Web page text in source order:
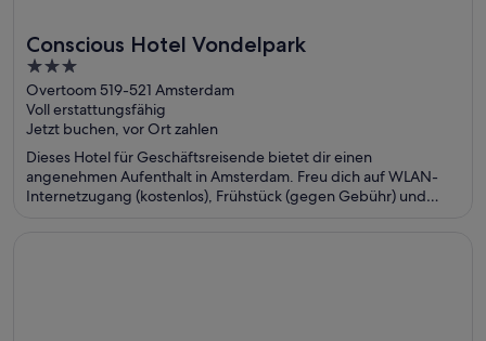
Conscious Hotel Vondelpark
3
out
of
5
Overtoom 519-521 Amsterdam
Voll erstattungsfähig
Jetzt buchen, vor Ort zahlen
Dieses Hotel für Geschäftsreisende bietet dir einen
angenehmen Aufenthalt in Amsterdam. Freu dich auf WLAN-
Internetzugang (kostenlos), Frühstück (gegen Gebühr) und